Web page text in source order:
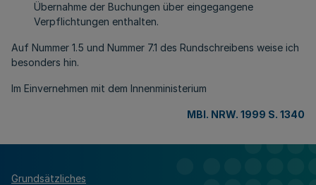
Übernahme der Buchungen über eingegangene
Verpflichtungen enthalten.
Auf Nummer 1.5 und Nummer 7.1 des Rundschreibens weise ich
besonders hin.
Im Einvernehmen mit dem Innenministerium
MBl. NRW. 1999 S. 1340
Grundsätzliches